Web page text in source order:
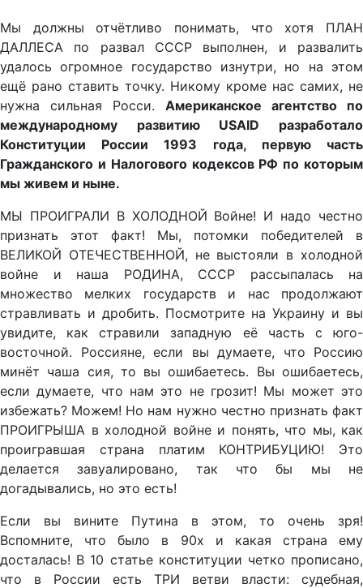
Мы должны отчётливо понимать, что хотя ПЛАН
ДАЛЛЕСА по развал СССР выполнен, и развалить
удалось огромное государство изнутри, но на этом
ещё рано ставить точку. Никому кроме нас самих, не
нужна сильная Росси. Американское агентство по
международному развитию USAID разработало
Конституции России 1993 года, первую часть
Гражданского и Налогового кодексов РФ по которым
мы живем и ныне.
МЫ ПРОИГРАЛИ В ХОЛОДНОЙ Войне! И надо честно
признать этот факт! Мы, потомки победителей в
ВЕЛИКОЙ ОТЕЧЕСТВЕННОЙ, не выстояли в холодной
войне и наша РОДИНА, СССР рассыпалась на
множество мелких государств и нас продолжают
стравливать и дробить. Посмотрите на Украину и вы
увидите, как стравили западную её часть с юго-
восточной. Россияне, если вы думаете, что Россию
минёт чаша сия, то вы ошибаетесь. Вы ошибаетесь,
если думаете, что нам это не грозит! Мы может это
избежать? Можем! Но нам нужно честно признать факт
ПРОИГРЫША в холодной войне и понять, что мы, как
проигравшая страна платим КОНТРИБУЦИЮ! Это
делается завуалировано, так что бы мы не
догадывались, но это есть!
Если вы вините Путина в этом, то очень зря!
Вспомните, что было в 90х и какая страна ему
досталась! В 10 статье конституции четко прописано,
что в России есть ТРИ ветви власти: судебная,